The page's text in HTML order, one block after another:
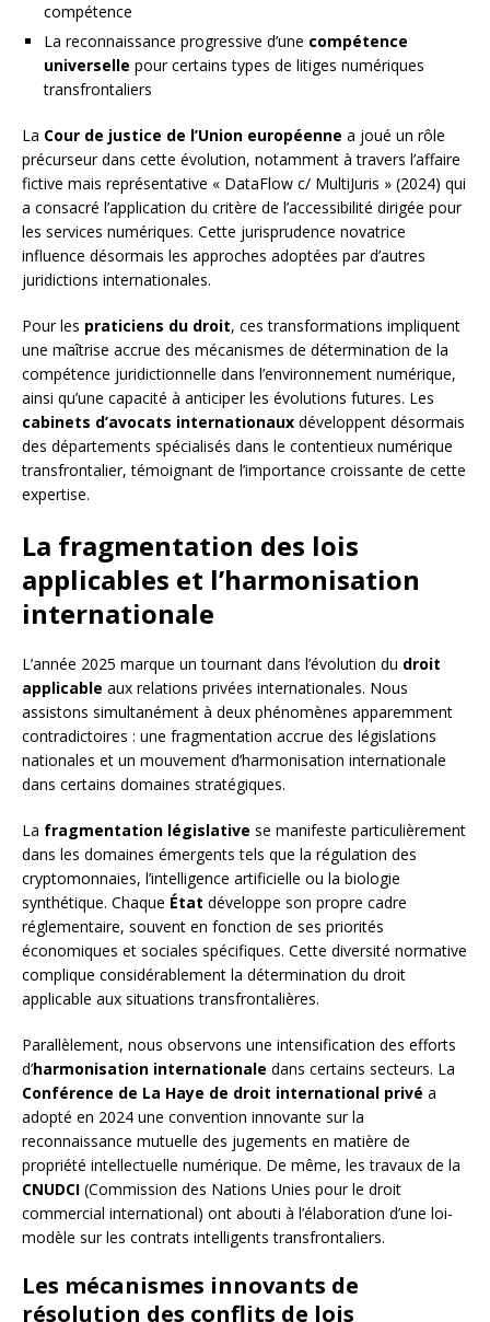
compétence
La reconnaissance progressive d’une compétence
universelle pour certains types de litiges numériques
transfrontaliers
La Cour de justice de l’Union européenne a joué un rôle
précurseur dans cette évolution, notamment à travers l’affaire
fictive mais représentative « DataFlow c/ MultiJuris » (2024) qui
a consacré l’application du critère de l’accessibilité dirigée pour
les services numériques. Cette jurisprudence novatrice
influence désormais les approches adoptées par d’autres
juridictions internationales.
Pour les praticiens du droit, ces transformations impliquent
une maîtrise accrue des mécanismes de détermination de la
compétence juridictionnelle dans l’environnement numérique,
ainsi qu’une capacité à anticiper les évolutions futures. Les
cabinets d’avocats internationaux développent désormais
des départements spécialisés dans le contentieux numérique
transfrontalier, témoignant de l’importance croissante de cette
expertise.
La fragmentation des lois
applicables et l’harmonisation
internationale
L’année 2025 marque un tournant dans l’évolution du droit
applicable aux relations privées internationales. Nous
assistons simultanément à deux phénomènes apparemment
contradictoires : une fragmentation accrue des législations
nationales et un mouvement d’harmonisation internationale
dans certains domaines stratégiques.
La fragmentation législative se manifeste particulièrement
dans les domaines émergents tels que la régulation des
cryptomonnaies, l’intelligence artificielle ou la biologie
synthétique. Chaque État développe son propre cadre
réglementaire, souvent en fonction de ses priorités
économiques et sociales spécifiques. Cette diversité normative
complique considérablement la détermination du droit
applicable aux situations transfrontalières.
Parallèlement, nous observons une intensification des efforts
d’harmonisation internationale dans certains secteurs. La
Conférence de La Haye de droit international privé a
adopté en 2024 une convention innovante sur la
reconnaissance mutuelle des jugements en matière de
propriété intellectuelle numérique. De même, les travaux de la
CNUDCI (Commission des Nations Unies pour le droit
commercial international) ont abouti à l’élaboration d’une loi-
modèle sur les contrats intelligents transfrontaliers.
Les mécanismes innovants de
résolution des conflits de lois